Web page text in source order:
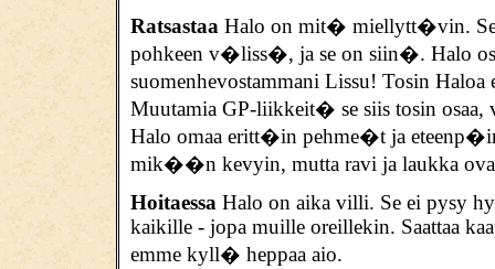
Ratsastaa Halo on mit� miellytt�vin. Se
pohkeen v�liss�, ja se on siin�. Halo
suomenhevostammani Lissu! Tosin Haloa
Muutamia GP-liikkeit� se siis tosin
Halo omaa eritt�in pehme�t ja
mik��n kevyin, mutta ravi ja laukka
Hoitaessa Halo on aika villi. Se ei pysy
kaikille - jopa muille oreillekin. Saattaa
emme kyll� heppaa aio.